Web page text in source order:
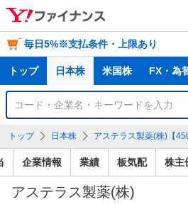
毎日5%※支払条件・上限あり
サ
トップ 日本株 米国株 FX・為
銘
検
トップ 日本株 アステラス製薬(株)【
企業情報 業績 板気配 株主
アステラス製薬(株)